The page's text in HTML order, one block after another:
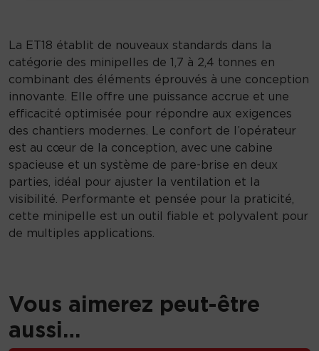
M
i
n
i
p
e
l
e
E
T
1
La ET18 établit de nouveaux standards dans la
catégorie des minipelles de 1,7 à 2,4 tonnes en
combinant des éléments éprouvés à une conception
innovante. Elle offre une puissance accrue et une
efficacité optimisée pour répondre aux exigences
des chantiers modernes. Le confort de l’opérateur
est au cœur de la conception, avec une cabine
spacieuse et un système de pare-brise en deux
parties, idéal pour ajuster la ventilation et la
visibilité. Performante et pensée pour la praticité,
cette minipelle est un outil fiable et polyvalent pour
de multiples applications.
Vous aimerez peut-être
aussi…